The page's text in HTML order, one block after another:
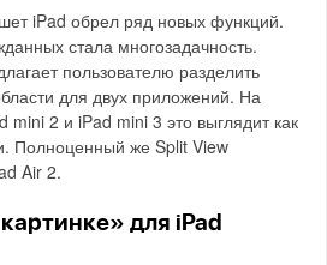
iPad обрел ряд новых функций.
стала многозадачность.
пользователю разделить
для двух приложений. На
mini 2 и iPad mini 3 это выглядит как
Полноценный же Split View
Air 2.
для iPad